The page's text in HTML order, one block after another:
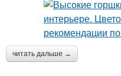
читать дальше →